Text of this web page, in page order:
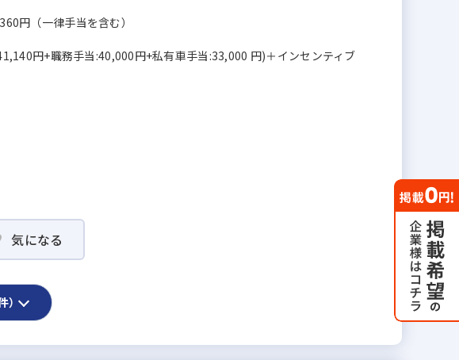
円（一律手当を含む）
円+職務手当:40,000円+私有車手当:33,000 円)＋インセンティブ
気になる
）